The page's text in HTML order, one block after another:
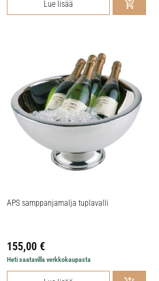
Lue lisää
APS samppanjamalja tuplavalli
155,00 €
Heti saatavilla verkkokaupasta